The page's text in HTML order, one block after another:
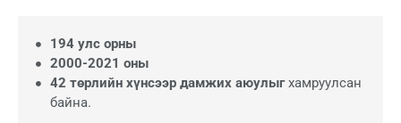
194 улс орны
2000-2021 оны
42 төрлийн хүнсээр дамжих аюулыгхамруулсан
байна.